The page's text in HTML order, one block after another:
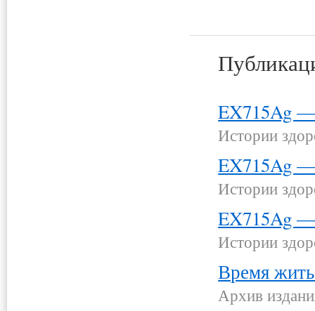
EX715Ag —
Истории
EX715Ag —
Истории
EX715Ag —
Истории
Время
Архив